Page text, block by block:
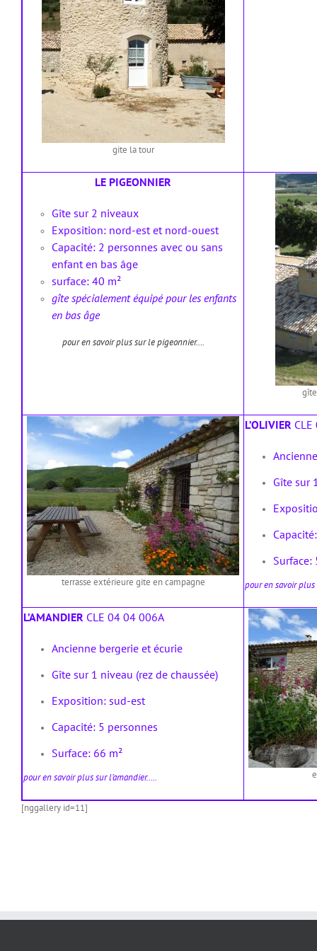
gite la tour
LE PIGEONNIER
Gîte sur 2 niveaux
Exposition: nord-est et nord-ouest
Capacité: 2 personnes avec ou sans
enfant en bas âge
surface: 40 m²
gîte spécialement équipé pour les enfants
en bas âge
pour en savoir plus sur le pigeonnier….
terrasse extérieure gite en campagne
L’OLIVIER
Gîte sur
Surface:
pour en savoir plus
L’AMANDIER CLE 04 04 006A
Ancienne bergerie et écurie
Gîte sur 1 niveau (rez de chaussée)
Exposition: sud-est
Capacité: 5 personnes
Surface: 66 m²
pour en savoir plus sur l’amandier…..
[nggallery id=11]